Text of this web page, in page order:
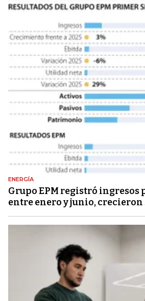
ENERGÍA
Grupo EPM registró ingresos
entre enero y junio, crecieron